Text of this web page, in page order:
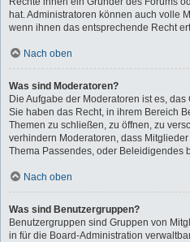
hat. Administratoren können auch volle
wenn ihnen das entsprechende Recht
Nach oben
Was sind Moderatoren?
Die Aufgabe der Moderatoren ist es,
Sie haben das Recht, in ihrem Bereich
Themen zu schließen, zu öffnen, zu
verhindern Moderatoren, dass Mitglieder
Thema Passendes, oder Beleidigendes
Nach oben
Was sind Benutzergruppen?
Benutzergruppen sind Gruppen von
in für die Board-Administration